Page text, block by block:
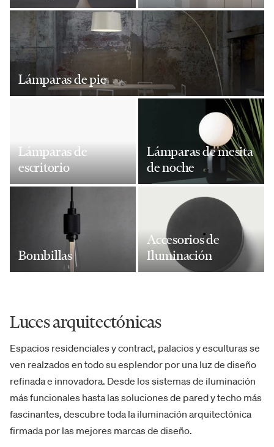
Lámparas de pie
Lámparas de
escritorio
Lámparas de mesita
de noche
Bombillas
Accesorios de
Iluminación
Luces arquitectónicas
Espacios residenciales y contract, palacios y esculturas se
ven realzados en todo su esplendor por una luz de diseño
refinada e innovadora. Desde los sistemas de iluminación
más funcionales hasta las soluciones de pared y techo más
fascinantes, descubre toda la iluminación arquitectónica
firmada por las mejores marcas de diseño.